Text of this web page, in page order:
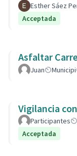
Esther Sáez
Acceptada
Asfaltar
Juan Municipi
Vigilancia
Participantes
Acceptada